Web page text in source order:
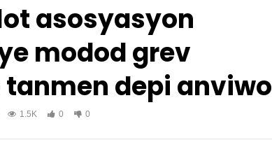
asosyasyon
modod grev
depi anviwo
1.5K 0 0